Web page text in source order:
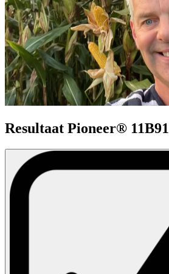
Resultaat Pioneer® 11B91